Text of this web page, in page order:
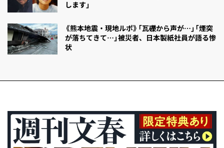
します」
《熊本地震・現地ルポ》「瓦礫から声が…」「煙突
が落ちてきて…」被災者、日本製紙社員が語る惨
状